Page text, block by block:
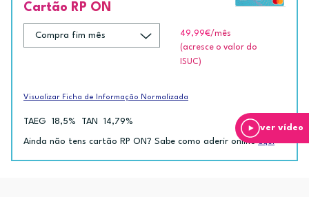
ver vídeo
Cartão RP ON
49,99€/mês
(acresce o valor do
ISUC)
Visualizar Ficha de Informação Normalizada
TAEG 18,5% TAN 14,79%
Ainda não tens cartão RP ON? Sabe como aderir onlineaqui